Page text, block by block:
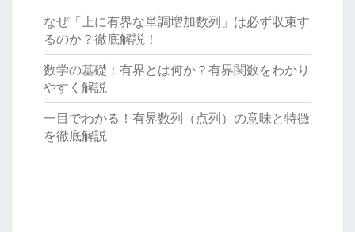
なぜ「上に有界な単調増加数列」は必ず収束す
るのか？徹底解説！
数学の基礎：有界とは何か？有界関数をわかり
やすく解説
一目でわかる！有界数列（点列）の意味と特徴
を徹底解説